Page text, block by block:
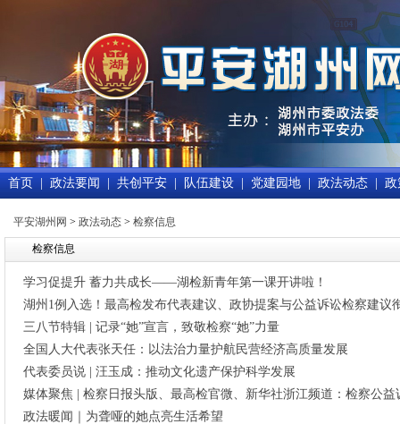
首页 政法要闻 共创平安 队伍建设 党建园地 政法动态 政
平安湖州网 > 政法动态 > 检察信息
检察信息
学习促提升 蓄力共成长——湖检新青年第一课开讲啦！
湖州1例入选！最高检发布代表建议、政协提案与公益诉讼检察建议
三八节特辑 | 记录“她”宣言，致敬检察“她”力量
全国人大代表张天任：以法治力量护航民营经济高质量发展
代表委员说 | 汪玉成：推动文化遗产保护科学发展
媒体聚焦 | 检察日报头版、最高检官微、新华社浙江频道：检察公益
政法暖闻｜为聋哑的她点亮生活希望